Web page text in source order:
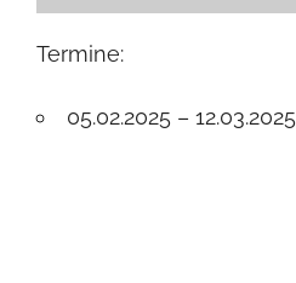
Termine:
05.02.2025 – 12.03.2025